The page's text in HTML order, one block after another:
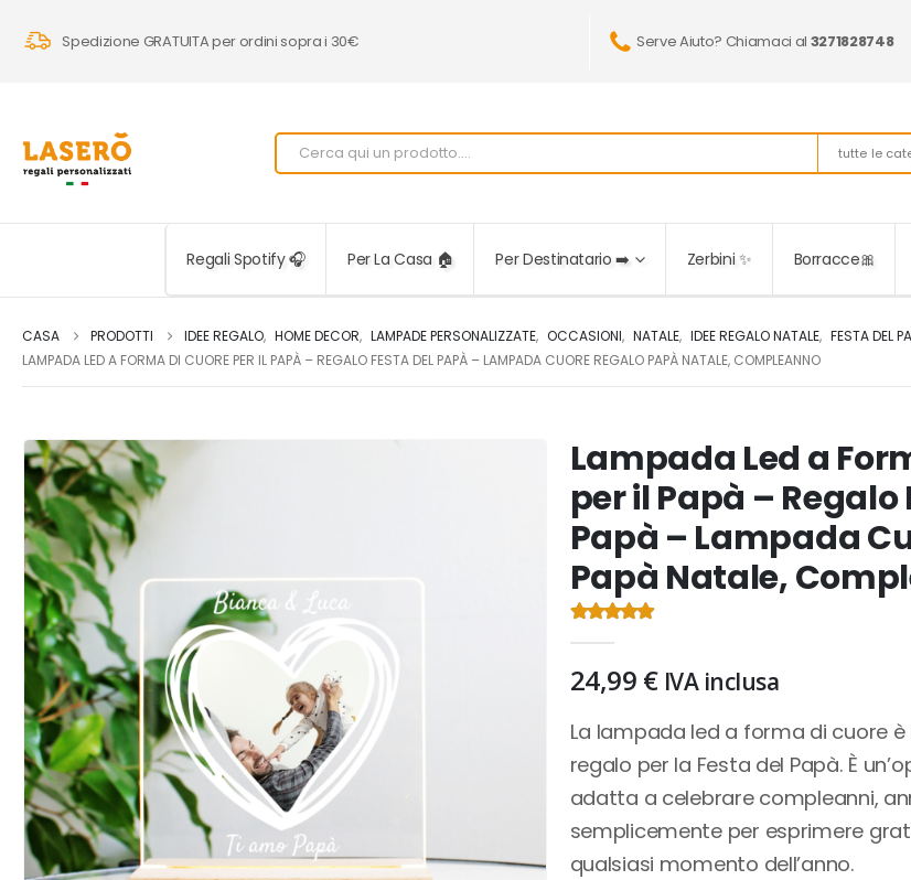
Spedizione GRATUITA per ordini sopra i 30€ Serve Aiuto? Chiamaci al 3271828748
tutte le
Regali Spotify 🎧 Per La Casa 🏠 Per Destinatario ➡️ Zerbini ✨ Borracce🎀
CASA PRODOTTI IDEE REGALO, HOME DECOR, LAMPADE PERSONALIZZATE, OCCASIONI, NATALE, IDEE REGALO NATALE, FESTA DEL
LAMPADA LED A FORMA DI CUORE PER IL PAPÀ – REGALO FESTA DEL PAPÀ – LAMPADA CUORE REGALO PAPÀ NATALE, COMPLEANNO
Lampada Led a
per il Papà – Regalo
Papà – Lampada
Papà Natale,
24,99 € IVA inclusa
La lampada led a forma di cuore
regalo per la Festa del Papà. È
adatta a celebrare compleanni,
semplicemente per esprimere
qualsiasi momento dell’anno.